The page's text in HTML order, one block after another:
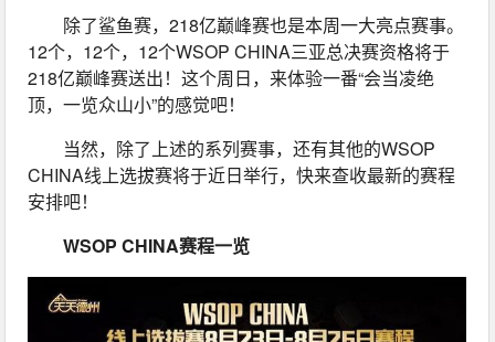
除了鲨鱼赛，218亿巅峰赛也是本周一大亮点赛事。
12个，12个，12个WSOP CHINA三亚总决赛资格将于
218亿巅峰赛送出！这个周日，来体验一番“会当凌绝
顶，一览众山小”的感觉吧！
当然，除了上述的系列赛事，还有其他的WSOP
CHINA线上选拔赛将于近日举行，快来查收最新的赛程
安排吧！
WSOP CHINA赛程一览